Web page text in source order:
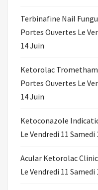
Terbinafine Nail
Portes Ouvertes Le
14 Juin
Ketorolac
Portes Ouvertes Le
14 Juin
Ketoconazole
Le Vendredi 11
Acular Ketorolac
Le Vendredi 11